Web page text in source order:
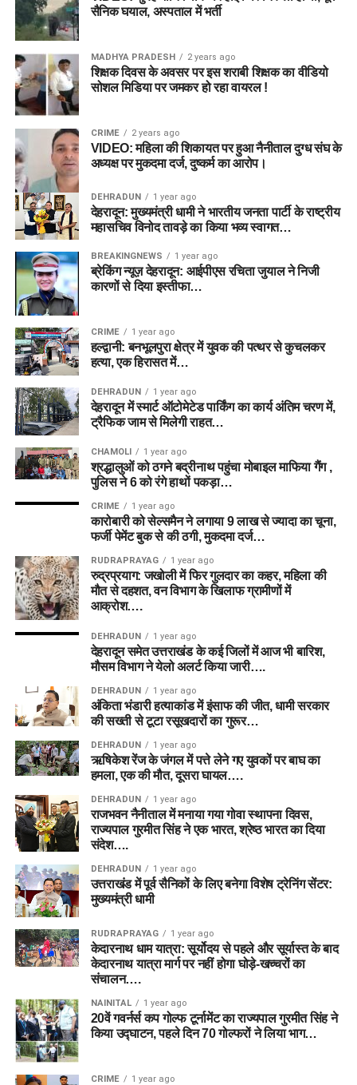
सैनिक घयाल, अस्पताल में भर्ती
MADHYA PRADESH 2 years ago
शिक्षक दिवस के अवसर पर इस शराबी शिक्षक का वीडियो
सोशल मिडिया पर जमकर हो रहा वायरल !
CRIME 2 years ago
VIDEO: महिला की शिकायत पर हुआ नैनीताल दुग्ध संघ के
अध्यक्ष पर मुकदमा दर्ज, दुष्कर्म का आरोप।
DEHRADUN 1 year ago
देहरादून: मुख्यमंत्री धामी ने भारतीय जनता पार्टी के राष्ट्रीय
महासचिव विनोद तावड़े का किया भव्य स्वागत…
BREAKINGNEWS 1 year ago
ब्रेकिंग न्यूज़ देहरादून: आईपीएस रचिता जुयाल ने निजी
कारणों से दिया इस्तीफा…
CRIME 1 year ago
हल्द्वानी: बनभूलपुरा क्षेत्र में युवक की पत्थर से कुचलकर
हत्या, एक हिरासत में…
DEHRADUN 1 year ago
देहरादून में स्मार्ट ऑटोमेटेड पार्किंग का कार्य अंतिम चरण में,
ट्रैफिक जाम से मिलेगी राहत…
CHAMOLI 1 year ago
श्रद्धालुओं को ठगने बद्रीनाथ पहुंचा मोबाइल माफिया गैंग ,
पुलिस ने 6 को रंगे हाथों पकड़ा…
CRIME 1 year ago
कारोबारी को सेल्समैन ने लगाया 9 लाख से ज्यादा का चूना,
फर्जी पेमेंट बुक से की ठगी, मुकदमा दर्ज…
RUDRAPRAYAG 1 year ago
रुद्रप्रयाग: जखोली में फिर गुलदार का कहर, महिला की
मौत से दहशत, वन विभाग के खिलाफ ग्रामीणों में
आक्रोश….
DEHRADUN 1 year ago
देहरादून समेत उत्तराखंड के कई जिलों में आज भी बारिश,
मौसम विभाग ने येलो अलर्ट किया जारी….
DEHRADUN 1 year ago
अंकिता भंडारी हत्याकांड में इंसाफ की जीत, धामी सरकार
की सख्ती से टूटा रसूखदारों का गुरूर…
DEHRADUN 1 year ago
ऋषिकेश रेंज के जंगल में पत्ते लेने गए युवकों पर बाघ का
हमला, एक की मौत, दूसरा घायल….
DEHRADUN 1 year ago
राजभवन नैनीताल में मनाया गया गोवा स्थापना दिवस,
राज्यपाल गुरमीत सिंह ने एक भारत, श्रेष्ठ भारत का दिया
संदेश….
DEHRADUN 1 year ago
उत्तराखंड में पूर्व सैनिकों के लिए बनेगा विशेष ट्रेनिंग सेंटर:
मुख्यमंत्री धामी
RUDRAPRAYAG 1 year ago
केदारनाथ धाम यात्रा: सूर्योदय से पहले और सूर्यास्त के बाद
केदारनाथ यात्रा मार्ग पर नहीं होगा घोड़े-खच्चरों का
संचालन….
NAINITAL 1 year ago
20वें गवर्नर्स कप गोल्फ टूर्नामेंट का राज्यपाल गुरमीत सिंह ने
किया उद्घाटन, पहले दिन 70 गोल्फरों ने लिया भाग…
CRIME 1 year ago